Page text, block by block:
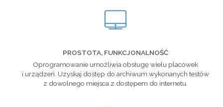
PROSTOTA, FUNKCJONALNOŚĆ
Oprogramowanie umożliwia obsługę wielu placówek
i urządzeń. Uzyskaj dostęp do archiwum wykonanych testów
z dowolnego miejsca z dostępem do internetu.